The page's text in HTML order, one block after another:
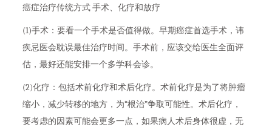
癌症治疗传统方式 手术、化疗和放疗
(1)手术：要看一个手术是否值得做。早期癌症首选手术，讳
疾忌医会耽误最佳治疗时间。手术前，应该交给医生全面评
估，最好还能安排一个多学科会诊。
(2)化疗：包括术前化疗和术后化疗。术前化疗是为了将肿瘤
缩小，减少转移的地方，为“根治”争取可能性。术后化疗，
要考虑的因素可能会更多一点，如果病人术后身体很虚，无